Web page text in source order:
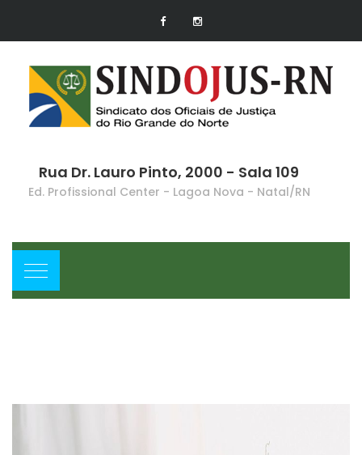
Rua Dr. Lauro Pinto, 2000 - Sala 109
Ed. Profissional Center - Lagoa Nova - Natal/RN